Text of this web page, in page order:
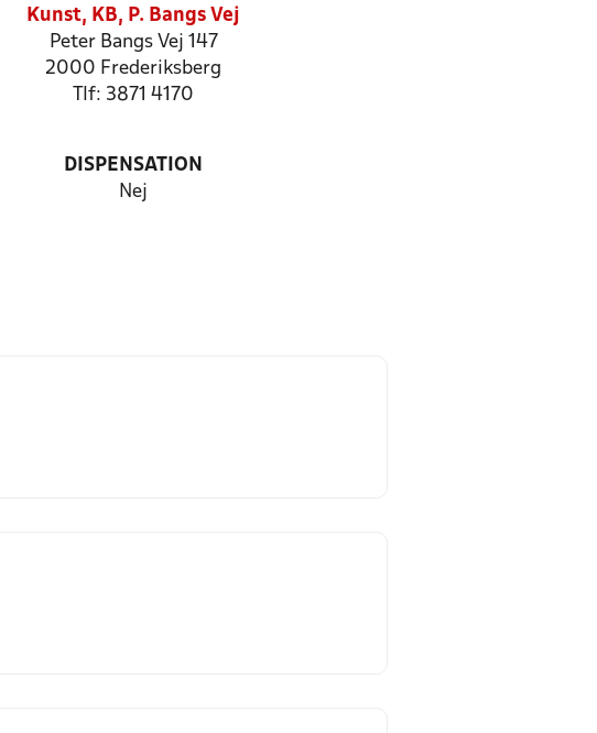
Kunst, KB, P. Bangs Vej
Peter Bangs Vej 147
2000 Frederiksberg
Tlf: 3871 4170
DISPENSATION
Nej